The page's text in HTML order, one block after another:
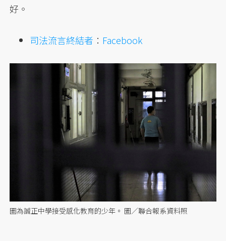
好。
司法流言終結者 ： Facebook
圖為誠正中學接受感化教育的少年。 圖／聯合報系資料照